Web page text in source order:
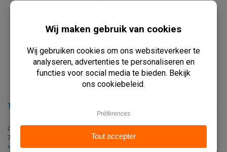
C-WERZALIT-BLUE-BLANCHAS-70X
70+C-ROMA
Op voorraad
TERRASTAFEL - WERZALIT BLANCHAS BROWN - 70X70 CM
C-WERZALIT-BROWN-BLANCHAS-7
0X70+C-ROMA
Op voorraad